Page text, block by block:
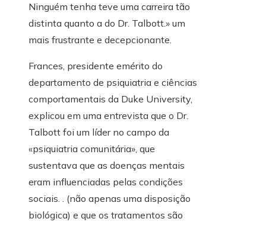
Ninguém tenha teve uma carreira tão
distinta quanto a do Dr. Talbott.» um
mais frustrante e decepcionante.
Frances, presidente emérito do
departamento de psiquiatria e ciências
comportamentais da Duke University,
explicou em uma entrevista que o Dr.
Talbott foi um líder no campo da
«psiquiatria comunitária», que
sustentava que as doenças mentais
eram influenciadas pelas condições
sociais. . (não apenas uma disposição
biológica) e que os tratamentos são